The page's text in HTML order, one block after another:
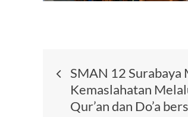
Post
navigation
SMAN 12 Surabaya
Kemaslahatan
Qur’an dan Do’a